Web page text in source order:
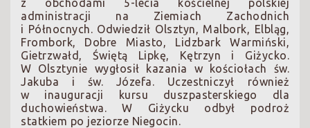
z obchodami 5-lecia kościelnej polskiej
administracji na Ziemiach Zachodnich
i Północnych. Odwiedził Olsztyn, Malbork, Elbląg,
Frombork, Dobre Miasto, Lidzbark Warmiński,
Gietrzwałd, Świętą Lipkę, Kętrzyn i Giżycko.
W Olsztynie wygłosił kazania w kościołach św.
Jakuba i św. Józefa. Uczestniczył również
w inauguracji kursu duszpasterskiego dla
duchowieństwa. W Giżycku odbył podroż
statkiem po jeziorze Niegocin.